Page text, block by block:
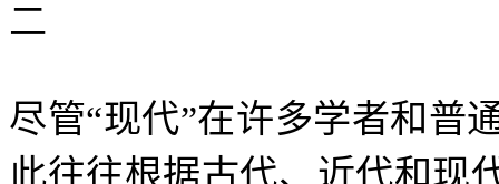
二
尽管“现代”在许多学者和普
此往往根据古代、近代和现